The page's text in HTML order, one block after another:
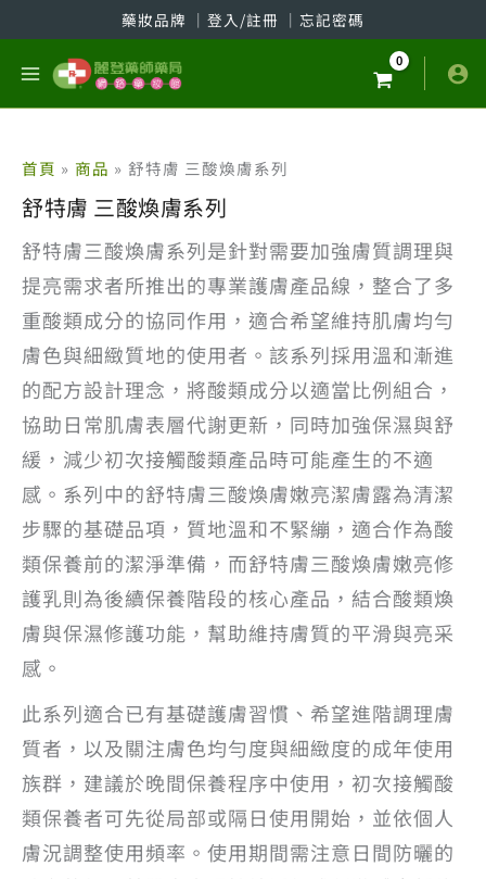
至
藥妝品牌 │ 登入/註冊 │ 忘記密碼
首頁 商品 舒特膚 三酸煥膚系列
舒特膚 三酸煥膚系列
舒特膚三酸煥膚系列是針對需要加強膚質調理與
提亮需求者所推出的專業護膚產品線，整合了多
重酸類成分的協同作用，適合希望維持肌膚均勻
膚色與細緻質地的使用者。該系列採用溫和漸進
的配方設計理念，將酸類成分以適當比例組合，
協助日常肌膚表層代謝更新，同時加強保濕與舒
緩，減少初次接觸酸類產品時可能產生的不適
感。系列中的舒特膚三酸煥膚嫩亮潔膚露為清潔
步驟的基礎品項，質地溫和不緊繃，適合作為酸
類保養前的潔淨準備，而舒特膚三酸煥膚嫩亮修
護乳則為後續保養階段的核心產品，結合酸類煥
膚與保濕修護功能，幫助維持膚質的平滑與亮采
感。
此系列適合已有基礎護膚習慣、希望進階調理膚
質者，以及關注膚色均勻度與細緻度的成年使用
族群，建議於晚間保養程序中使用，初次接觸酸
類保養者可先從局部或隔日使用開始，並依個人
膚況調整使用頻率。使用期間需注意日間防曬的